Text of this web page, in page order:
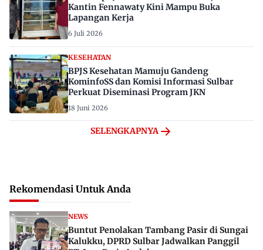
Kantin Fennawaty Kini Mampu Buka
Lapangan Kerja
6 Juli 2026
KESEHATAN
BPJS Kesehatan Mamuju Gandeng
KominfoSS dan Komisi Informasi Sulbar
Perkuat Diseminasi Program JKN
18 Juni 2026
SELENGKAPNYA
Rekomendasi Untuk Anda
NEWS
Buntut Penolakan Tambang Pasir di Sungai
Kalukku, DPRD Sulbar Jadwalkan Panggil